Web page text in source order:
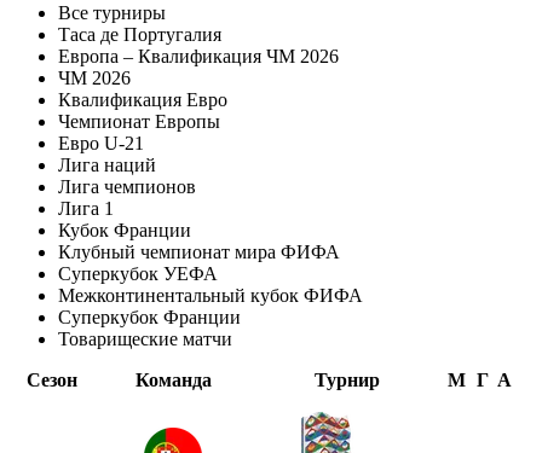
Все турниры
Таса де Португалия
Европа – Квалификация ЧМ 2026
ЧМ 2026
Квалификация Евро
Чемпионат Европы
Евро U-21
Лига наций
Лига чемпионов
Лига 1
Кубок Франции
Клубный чемпионат мира ФИФА
Суперкубок УЕФА
Межконтинентальный кубок ФИФА
Суперкубок Франции
Товарищеские матчи
Сезон
Команда Турнир М Г А